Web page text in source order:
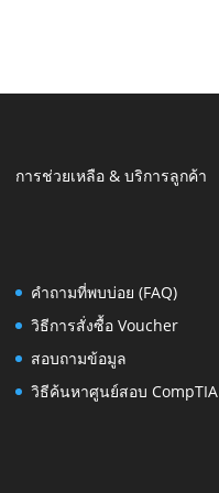
การช่วยเหลือ & บริการลูกค้า
คำถามที่พบบ่อย (FAQ)
วิธีการสั่งซื้อ Voucher
สอบถามข้อมูล
วิธีค้นหาศูนย์สอบ CompTIA